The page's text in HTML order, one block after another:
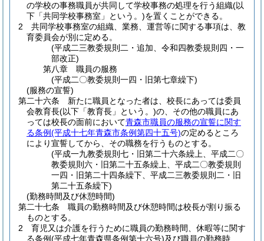
の学校の事務職員が共同して学校事務の処理を行う組織(以
下「共同学校事務室」という。)を置くことができる。
2
共同学校事務室の組織、業務、運営等に関する事項は、教
育委員会が別に定める。
(平成二三教委規則二・追加、令和四教委規則四・一
部改正)
第八章
職員の服務
(平成二〇教委規則一四・旧第七章繰下)
(服務の宣誓)
第二十六条
新たに職員となった者は、校長にあっては委員
会教育長(以下「教育長」という。)の、その他の職員にあ
っては校長の面前において青森市職員の服務の宣誓に関す
る条例(平成十七年青森市条例第四十五号)の定めるところ
により宣誓してから、その職務を行うものとする。
(平成一九教委規則七・旧第二十六条繰上、平成二〇
教委規則六・旧第二十五条繰上、平成二〇教委規則
一四・旧第二十四条繰下、平成二三教委規則二・旧
第二十五条繰下)
(勤務時間及び休憩時間)
第二十七条
職員の勤務時間及び休憩時間は校長が割り振る
ものとする。
2
育児又は介護を行うために職員の勤務時間、休暇等に関す
る条例(平成七年青森県条例第十六号)及び職員の勤務時